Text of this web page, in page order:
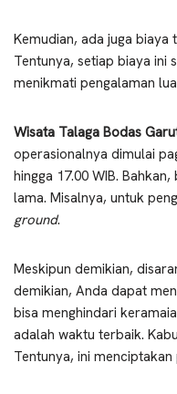
Kemudian, ada juga biaya
Tentunya, setiap biaya ini
menikmati pengalaman
Wisata Talaga Bodas
operasionalnya dimulai
hingga 17.00 WIB.
lama. Misalnya, untuk
ground.
Meskipun demikian,
demikian, Anda dapat
bisa menghindari
adalah waktu terbaik.
Tentunya, ini